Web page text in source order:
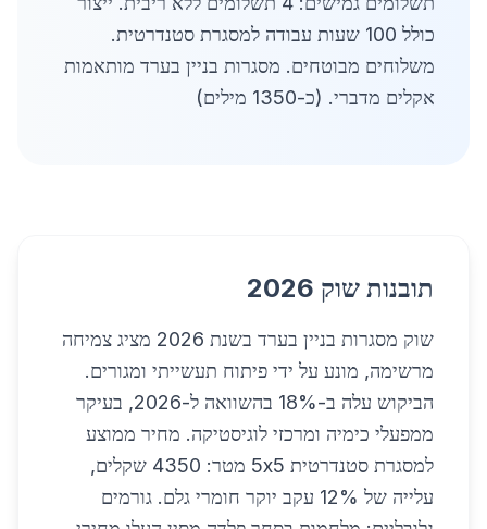
כולל 100 שעות עבודה למסגרת סטנדרטית.
משלוחים מבוטחים. מסגרות בניין בערד מותאמות
אקלים מדברי. (כ-1350 מילים)
תובנות שוק 2026
שוק מסגרות בניין בערד בשנת 2026 מציג צמיחה
מרשימה, מונע על ידי פיתוח תעשייתי ומגורים.
הביקוש עלה ב-18% בהשוואה ל-2026, בעיקר
ממפעלי כימיה ומרכזי לוגיסטיקה. מחיר ממוצע
למסגרת סטנדרטית 5x5 מטר: 4350 שקלים,
עלייה של 12% עקב יוקר חומרי גלם. גורמים